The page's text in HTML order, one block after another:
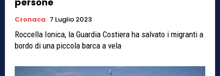
Cronaca 7 Luglio 2023
Roccella Ionica, la Guardia Costiera ha salvato i migranti a
bordo di una piccola barca a vela